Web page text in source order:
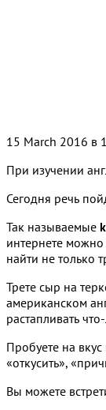
15 March 2016 в
При изучении
Сегодня речь
Так называемые
интернете
найти не только
Трете сыр на
американском
растапливать
Пробуете на
«откусить»,
Вы можете